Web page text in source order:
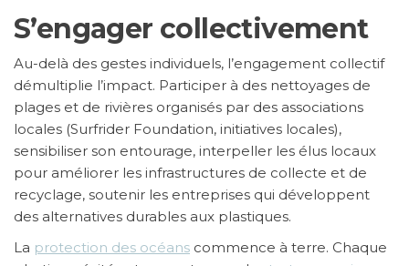
S’engager collectivement
Au-delà des gestes individuels, l’engagement collectif
démultiplie l’impact. Participer à des nettoyages de
plages et de rivières organisés par des associations
locales (Surfrider Foundation, initiatives locales),
sensibiliser son entourage, interpeller les élus locaux
pour améliorer les infrastructures de collecte et de
recyclage, soutenir les entreprises qui développent
des alternatives durables aux plastiques.
La protection des océans commence à terre. Chaque